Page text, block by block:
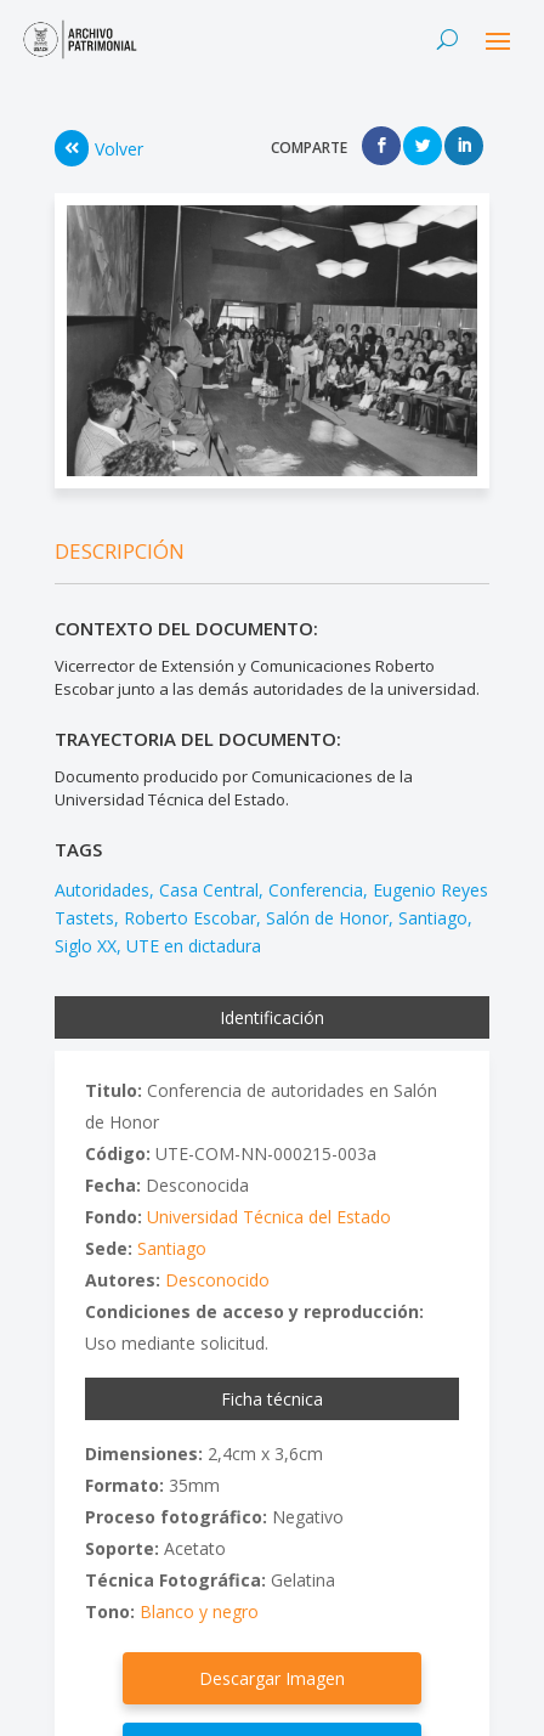
Volver COMPARTE
DESCRIPCIÓN
CONTEXTO DEL DOCUMENTO:
Vicerrector de Extensión y Comunicaciones Roberto
Escobar junto a las demás autoridades de la universidad.
TRAYECTORIA DEL DOCUMENTO:
Documento producido por Comunicaciones de la
Universidad Técnica del Estado.
TAGS
Autoridades Casa Central Conferencia Eugenio Reyes
Tastets Roberto Escobar Salón de Honor Santiago
Siglo XX UTE en dictadura
Identificación
Titulo: Conferencia de autoridades en Salón
de Honor
Código: UTE-COM-NN-000215-003a
Fecha: Desconocida
Fondo: Universidad Técnica del Estado
Sede: Santiago
Autores: Desconocido
Condiciones de acceso y reproducción:
Uso mediante solicitud.
Ficha técnica
Dimensiones: 2,4cm x 3,6cm
Formato: 35mm
Proceso fotográfico: Negativo
Soporte: Acetato
Técnica Fotográfica: Gelatina
Tono: Blanco y negro
Descargar Imagen